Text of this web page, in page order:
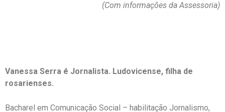
(Com informações da Assessoria)
Vanessa Serra é Jornalista. Ludovicense, filha de
rosarienses.
Bacharel em Comunicação Social – habilitação Jornalismo,